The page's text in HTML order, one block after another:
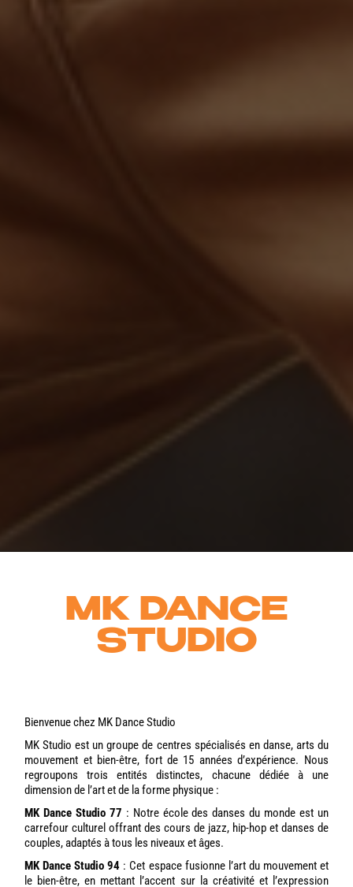
MK DANCE
STUDIO
Bienvenue chez MK Dance Studio
MK Studio est un groupe de centres spécialisés en danse, arts du
mouvement et bien-être, fort de 15 années d’expérience. Nous
regroupons trois entités distinctes, chacune dédiée à une
dimension de l’art et de la forme physique :
MK Dance Studio 77 : Notre école des danses du monde est un
carrefour culturel offrant des cours de jazz, hip-hop et danses de
couples, adaptés à tous les niveaux et âges.
MK Dance Studio 94 : Cet espace fusionne l’art du mouvement et
le bien-être, en mettant l’accent sur la créativité et l’expression